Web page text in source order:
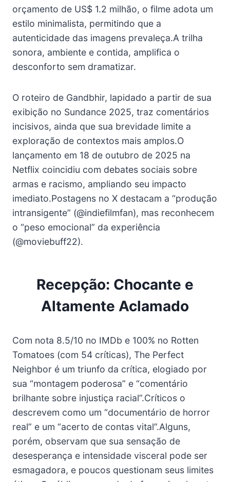
orçamento de US$ 1.2 milhão, o filme adota um
estilo minimalista, permitindo que a
autenticidade das imagens prevaleça.A trilha
sonora, ambiente e contida, amplifica o
desconforto sem dramatizar.
O roteiro de Gandbhir, lapidado a partir de sua
exibição no Sundance 2025, traz comentários
incisivos, ainda que sua brevidade limite a
exploração de contextos mais amplos.O
lançamento em 18 de outubro de 2025 na
Netflix coincidiu com debates sociais sobre
armas e racismo, ampliando seu impacto
imediato.Postagens no X destacam a “produção
intransigente” (@indiefilmfan), mas reconhecem
o “peso emocional” da experiência
(@moviebuff22).
Recepção: Chocante e
Altamente Aclamado
Com nota 8.5/10 no IMDb e 100% no Rotten
Tomatoes (com 54 críticas), The Perfect
Neighbor é um triunfo da crítica, elogiado por
sua “montagem poderosa” e “comentário
brilhante sobre injustiça racial”.Críticos o
descrevem como um “documentário de horror
real” e um “acerto de contas vital”.Alguns,
porém, observam que sua sensação de
desesperança e intensidade visceral pode ser
esmagadora, e poucos questionam seus limites